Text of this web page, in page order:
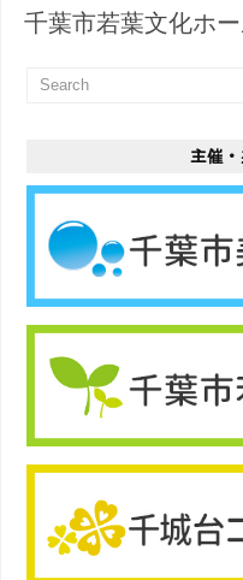
千葉市若葉文化ホ
主催